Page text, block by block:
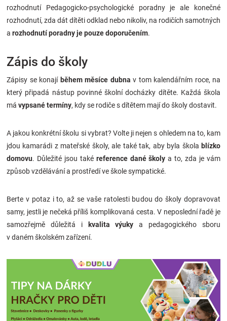
rozhodnutí Pedagogicko-psychologické poradny je ale konečné
rozhodnutí, zda dát dítěti odklad nebo nikoliv, na rodičích samotných
a rozhodnutí poradny je pouze doporučením.
Zápis do školy
Zápisy se konají během měsíce dubna v tom kalendářním roce, na
který připadá nástup povinné školní docházky dítěte. Každá škola
má vypsané termíny, kdy se rodiče s dítětem mají do školy dostavit.
A jakou konkrétní školu si vybrat? Volte ji nejen s ohledem na to, kam
jdou kamarádi z mateřské školy, ale také tak, aby byla škola blízko
domovu. Důležité jsou také reference dané školy a to, zda je vám
způsob vzdělávání a prostředí ve škole sympatické.
Berte v potaz i to, až se vaše ratolesti budou do školy dopravovat
samy, jestli je nečeká příliš komplikovaná cesta. V neposlední řadě je
samozřejmě důležitá i
kvalita výuky a pedagogického sboru
v daném školském zařízení.